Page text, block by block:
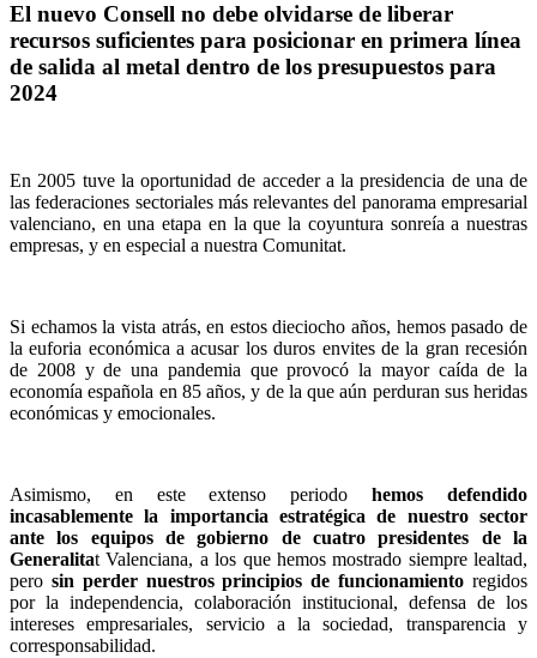
El nuevo Consell no debe olvidarse de liberar
recursos suficientes para posicionar en primera línea
de salida al metal dentro de los presupuestos para
2024
En 2005 tuve la oportunidad de acceder a la presidencia de una de
las federaciones sectoriales más relevantes del panorama empresarial
valenciano, en una etapa en la que la coyuntura sonreía a nuestras
empresas, y en especial a nuestra Comunitat.
Si echamos la vista atrás, en estos dieciocho años, hemos pasado de
la euforia económica a acusar los duros envites de la gran recesión
de 2008 y de una pandemia que provocó la mayor caída de la
economía española en 85 años, y de la que aún perduran sus heridas
económicas y emocionales.
Asimismo, en este extenso periodohemos defendido
incasablemente la importancia estratégica de nuestro sector
ante los equipos de gobierno de cuatro presidentes de la
Generalitat Valenciana, a los que hemos mostrado siempre lealtad,
pero sin perder nuestros principios de funcionamiento regidos
por la independencia, colaboración institucional, defensa de los
intereses empresariales, servicio a la sociedad, transparencia y
corresponsabilidad.